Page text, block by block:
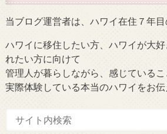
当ブログ運営者は、ハワイ在住７年目
ハワイに移住したい方、ハワイが大
れたい方に向けて
管理人が暮らしながら、感じている
実際体験している本当のハワイをお伝